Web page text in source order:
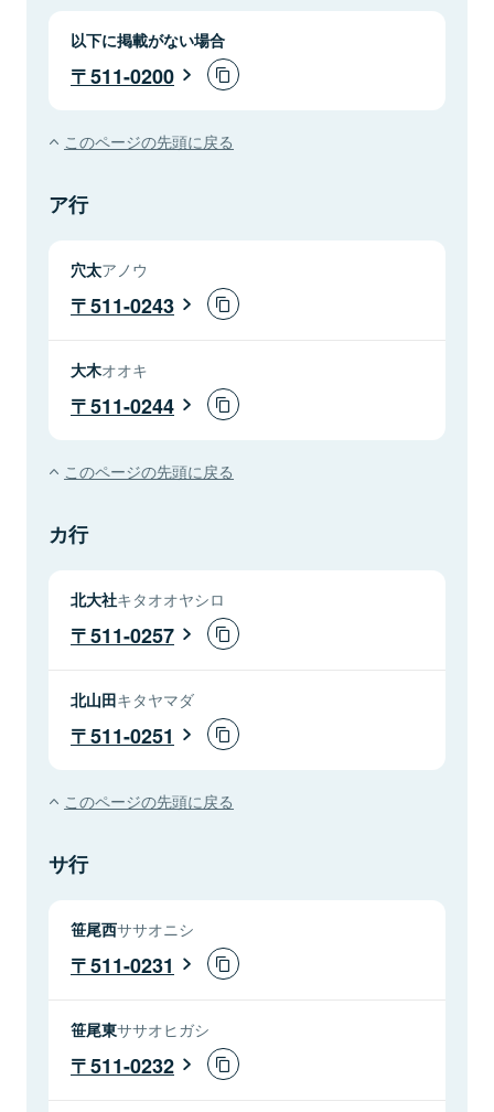
以下に掲載がない場合
511-0200
このページの先頭に戻る
ア行
穴太アノウ
511-0243
大木オオキ
511-0244
このページの先頭に戻る
カ行
北大社キタオオヤシロ
511-0257
北山田キタヤマダ
511-0251
このページの先頭に戻る
サ行
笹尾西ササオニシ
511-0231
笹尾東ササオヒガシ
511-0232